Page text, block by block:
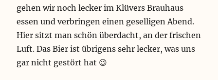
gehen wir noch lecker im Klüvers Brauhaus
essen und verbringen einen geselligen Abend.
Hier sitzt man schön überdacht, an der frischen
Luft. Das Bier ist übrigens sehr lecker, was uns
gar nicht gestört hat 😉